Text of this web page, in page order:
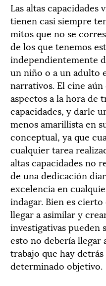
Las altas capacidades
tienen casi siempre
mitos que no se
de los que tenemos
independientemente
un niño o a un adulto
narrativos. El cine
aspectos a la hora de
capacidades, y darle
menos amarillista en
conceptual, ya que
cualquier tarea
altas capacidades no
de una dedicación
excelencia en
indagar. Bien es
llegar a asimilar y
investigativas pueden
esto no debería llegar
trabajo que hay
determinado objetivo.